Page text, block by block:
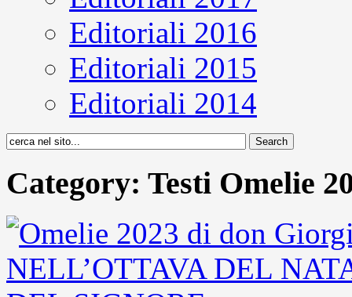
Editoriali 2016
Editoriali 2015
Editoriali 2014
Category: Testi Omelie